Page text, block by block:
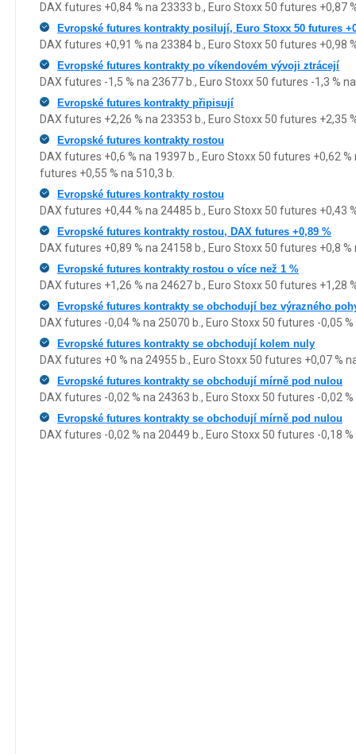
DAX futures +0,84 % na 23333 b., Euro Stoxx 50 futures +0,87
Evropské futures kontrakty posilují, Euro Stoxx 50 futures
DAX futures +0,91 % na 23384 b., Euro Stoxx 50 futures +0,98
Evropské futures kontrakty po víkendovém vývoji ztrácejí
DAX futures -1,5 % na 23677 b., Euro Stoxx 50 futures -1,3 %
Evropské futures kontrakty připisují
DAX futures +2,26 % na 23353 b., Euro Stoxx 50 futures +2,35
Evropské futures kontrakty rostou
DAX futures +0,6 % na 19397 b., Euro Stoxx 50 futures +0,62
futures +0,55 % na 510,3 b.
Evropské futures kontrakty rostou
DAX futures +0,44 % na 24485 b., Euro Stoxx 50 futures +0,43
Evropské futures kontrakty rostou, DAX futures +0,89 %
DAX futures +0,89 % na 24158 b., Euro Stoxx 50 futures +0,8 %
Evropské futures kontrakty rostou o více než 1 %
DAX futures +1,26 % na 24627 b., Euro Stoxx 50 futures +1,28
Evropské futures kontrakty se obchodují bez výrazného
DAX futures -0,04 % na 25070 b., Euro Stoxx 50 futures -0,05
Evropské futures kontrakty se obchodují kolem nuly
DAX futures +0 % na 24955 b., Euro Stoxx 50 futures +0,07 %
Evropské futures kontrakty se obchodují mírně pod nulou
DAX futures -0,02 % na 24363 b., Euro Stoxx 50 futures -0,02
Evropské futures kontrakty se obchodují mírně pod nulou
DAX futures -0,02 % na 20449 b., Euro Stoxx 50 futures -0,18